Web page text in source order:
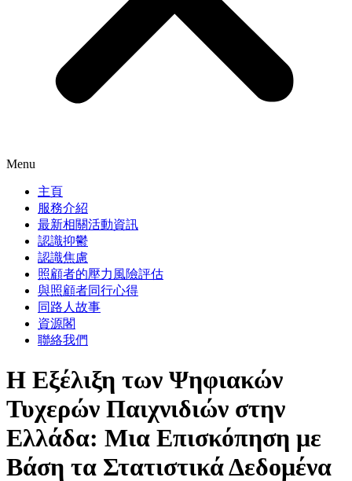
Menu
主頁
服務介紹
最新相關活動資訊
認識抑鬱
認識焦慮
照顧者的壓力風險評估
與照顧者同行心得
同路人故事
資源閣
聯絡我們
Η Εξέλιξη των Ψηφιακών
Τυχερών Παιχνιδιών στην
Ελλάδα: Μια Επισκόπηση με
Βάση τα Στατιστικά Δεδομένα